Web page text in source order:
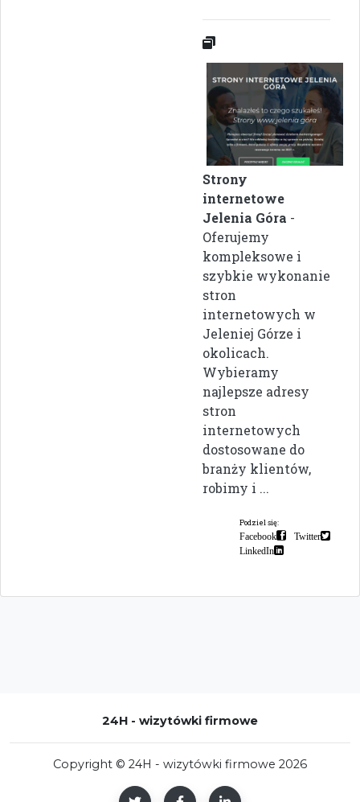
Strony
internetowe
Jelenia Góra -
Oferujemy
kompleksowe i
szybkie wykonanie
stron
internetowych w
Jeleniej Górze i
okolicach.
Wybieramy
najlepsze adresy
stron
internetowych
dostosowane do
branży klientów,
robimy i ...
Podziel się:
Facebook
Twitter
LinkedIn
24H - wizytówki firmowe
Copyright © 24H - wizytówki firmowe 2026